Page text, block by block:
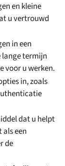
en kleine
u vertrouwd
in een
lange termijn
voor u werken.
in, zoals
dat u helpt
als een
de